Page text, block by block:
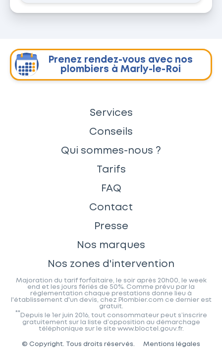
Prenez rendez-vous avec nos
plombiers à Marly-le-Roi
Services
Conseils
Qui sommes-nous ?
Tarifs
FAQ
Contact
Presse
Nos marques
Nos zones d'intervention
Majoration du tarif forfaitaire, le soir après 20h00, le week
end et les jours fériés de 50%. Comme prévu par la
réglementation chaque prestations donne lieu à
l'établissement d'un devis, chez Plombier.com ce dernier est
gratuit.
** Depuis le 1er juin 2016, tout consommateur peut s’inscrire
gratuitement sur la liste d’opposition au démarchage
téléphonique sur le site www.bloctel.gouv.fr.
© Copyright. Tous droits réservés. Mentions légales